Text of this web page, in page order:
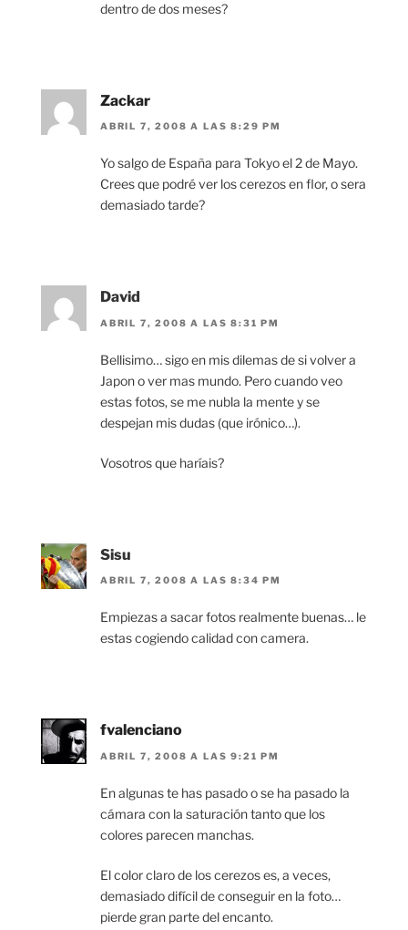
dentro de dos meses?
Zackar
ABRIL 7, 2008 A LAS 8:29 PM
Yo salgo de España para Tokyo el 2 de Mayo.
Crees que podré ver los cerezos en flor, o sera
demasiado tarde?
David
ABRIL 7, 2008 A LAS 8:31 PM
Bellisimo… sigo en mis dilemas de si volver a
Japon o ver mas mundo. Pero cuando veo
estas fotos, se me nubla la mente y se
despejan mis dudas (que irónico…).
Vosotros que haríais?
Sisu
ABRIL 7, 2008 A LAS 8:34 PM
Empiezas a sacar fotos realmente buenas… le
estas cogiendo calidad con camera.
fvalenciano
ABRIL 7, 2008 A LAS 9:21 PM
En algunas te has pasado o se ha pasado la
cámara con la saturación tanto que los
colores parecen manchas.
El color claro de los cerezos es, a veces,
demasiado difícil de conseguir en la foto…
pierde gran parte del encanto.